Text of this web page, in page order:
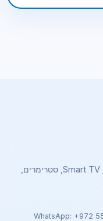
חבילות צפייה דיגיטליות עבור Smart TV / Android TV, סטרימרים,
WhatsApp: +972